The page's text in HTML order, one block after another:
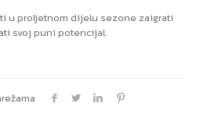
u proljetnom dijelu sezone zaigrati
svoj puni potencijal.